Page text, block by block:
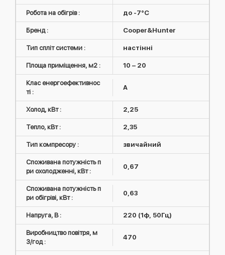
Робота на обігрів : до -7°C
Бренд : Cooper&Hunter
Тип спліт системи : настінні
Площа приміщення, м2 : 10 – 20
Клас енергоефективнос
ті :
A
Холод, кВт : 2,25
Тепло, кВт : 2,35
Тип компресору : звичайний
Споживана потужність п
ри охолодженні, кВт :
0,67
Споживана потужність п
ри обігріві, кВт :
0,63
Напруга, В : 220 (1ф, 50Гц)
Виробництво повітря, м
3/год :
470